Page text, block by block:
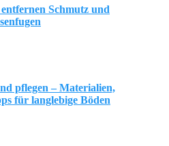
Schmutz und
pflegen – Materialien,
für langlebige Böden